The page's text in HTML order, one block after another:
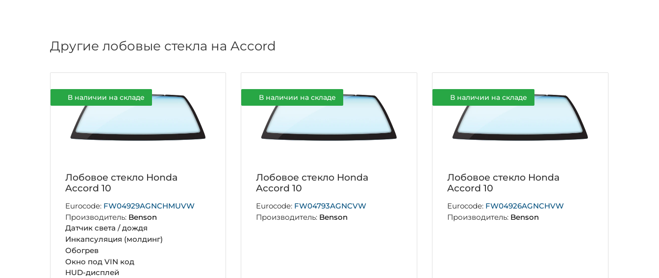
Другие лобовые стекла на Accord
В наличии на складе
Лобовое стекло Honda
Accord 10
Eurocode: FW04929AGNCHMUVW
Производитель: Benson
Датчик света / дождя
Инкапсуляция (молдинг)
Обогрев
Окно под VIN код
HUD-дисплей
В наличии на складе
Лобовое стекло Honda
Accord 10
Eurocode: FW04793AGNCVW
Производитель: Benson
В наличии на складе
Лобовое стекло Honda
Accord 10
Eurocode: FW04926AGNCHVW
Производитель: Benson